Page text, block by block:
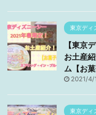
東京ディ
【東京
お土産
ム【お菓
2021/4/
東京ディ